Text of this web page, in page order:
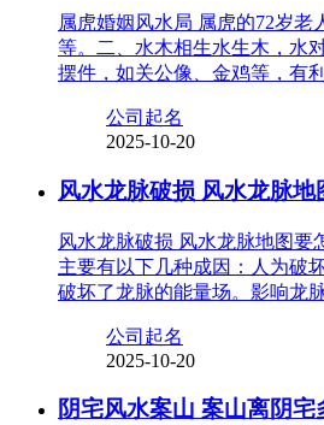
属虎婚姻风水局 属虎的72岁
等。二、水木相生水生木，水
摆件，如关公像、金鸡等，有
公司起名
2025-10-20
风水龙脉破损 风水龙脉地
风水龙脉破损 风水龙脉地图
主要有以下几种成因：人为破
破坏了龙脉的能量场。影响龙
公司起名
2025-10-20
阴宅风水案山 案山离阴宅